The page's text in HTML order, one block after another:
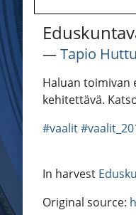
―Tapio
Haluan toimivan
kehitettävä.
#vaalit
In harvest
Original source: